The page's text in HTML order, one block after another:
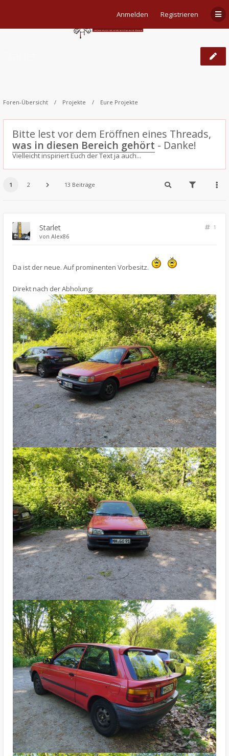
Anmelden Registrieren
Foren-Übersicht Projekte Eure Projekte
Bitte lest vor dem Eröffnen eines Threads,
was in diesen Bereich gehört - Danke!
Vielleicht inspiriert Euch der Text ja auch...
1 2 13 Beiträge
Starlet
1
von Alex86
Da ist der neue. Auf prominenten Vorbesitz.
Direkt nach der Abholung: